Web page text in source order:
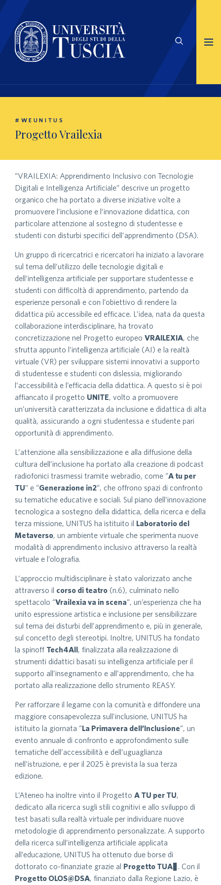
#WEUNITUS
Progetto Vrailexia
“VRAILEXIA: Apprendimento Inclusivo con Tecnologie
Digitali e Intelligenza Artificiale” descrive un progetto
organico che ha portato a diverse iniziative volte a
promuovere l’inclusione e l’innovazione didattica, con
particolare attenzione al sostegno di studentesse e
studenti con disturbi specifici dell’apprendimento (DSA).
Un gruppo di ricercatrici e ricercatori ha iniziato a lavorare
sul tema dell’utilizzo delle tecnologie digitali e
dell’intelligenza artificiale per supportare studentesse e
studenti con difficoltà di apprendimento, partendo da
esperienze personali e con l’obiettivo di rendere la
didattica più accessibile ed efficace. L’idea, nata da questa
collaborazione interdisciplinare, ha trovato
concretizzazione nel Progetto europeo VRAILEXIA, che
sfrutta appunto l’intelligenza artificiale (AI) e la realtà
virtuale (VR) per sviluppare sistemi innovativi a supporto
di studentesse e studenti con dislessia, migliorando
l’accessibilità e l’efficacia della didattica. A questo si è poi
affiancato il progetto UNITE, volto a promuovere
un’università caratterizzata da inclusione e didattica di alta
qualità, assicurando a ogni studentessa e studente pari
opportunità di apprendimento.
L’attenzione alla sensibilizzazione e alla diffusione della
cultura dell’inclusione ha portato alla creazione di podcast
radiofonici trasmessi tramite webradio, come “A tu per
TU” e “Generazione in2“, che offrono spazi di confronto
su tematiche educative e sociali. Sul piano dell’innovazione
tecnologica a sostegno della didattica, della ricerca e della
terza missione, UNITUS ha istituito il Laboratorio del
Metaverso, un ambiente virtuale che sperimenta nuove
modalità di apprendimento inclusivo attraverso la realtà
virtuale e l’olografia.
L’approccio multidisciplinare è stato valorizzato anche
attraverso il corso di teatro (n.6), culminato nello
spettacolo “Vrailexia va in scena“, un’esperienza che ha
unito espressione artistica e inclusione per sensibilizzare
sul tema dei disturbi dell’apprendimento e, più in generale,
sul concetto degli stereotipi. Inoltre, UNITUS ha fondato
la spinoff Tech4All, finalizzata alla realizzazione di
strumenti didattici basati su intelligenza artificiale per il
supporto all’insegnamento e all’apprendimento, che ha
portato alla realizzazione dello strumento REASY.
Per rafforzare il legame con la comunità e diffondere una
maggiore consapevolezza sull’inclusione, UNITUS ha
istituito la giornata “La Primavera dell’Inclusione“, un
evento annuale di confronto e approfondimento sulle
tematiche dell’accessibilità e dell’uguaglianza
nell’istruzione, e per il 2025 è prevista la sua terza
edizione.
L’Ateneo ha inoltre vinto il Progetto A TU per TU,
dedicato alla ricerca sugli stili cognitivi e allo sviluppo di
test basati sulla realtà virtuale per individuare nuove
metodologie di apprendimento personalizzate. A supporto
della ricerca sull’intelligenza artificiale applicata
all’educazione, UNITUS ha ottenuto due borse di
dottorato co-finanziate grazie al Progetto TUA²
. Con il
Progetto OLOS@DSA, finanziato dalla Regione Lazio, è